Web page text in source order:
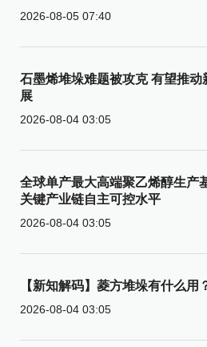
2026-08-05 07:40
石墨烯堆垛难题被攻克 有望推
展
2026-08-04 03:05
全球单产最大高端聚乙烯醇生产
关键产业链自主可控水平
2026-08-04 03:05
【新知解码】菱方堆垛有什么用
2026-08-04 03:05